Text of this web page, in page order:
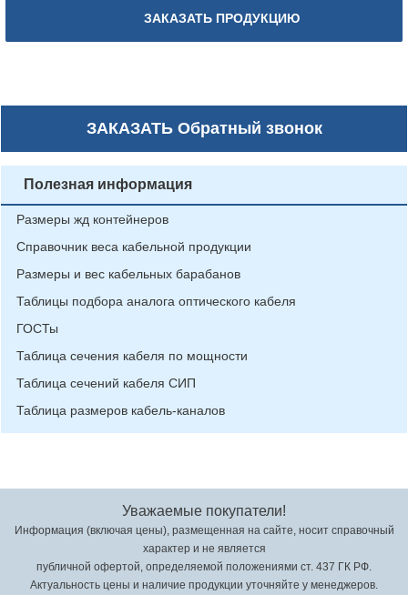
ЗАКАЗАТЬ ПРОДУКЦИЮ
ЗАКАЗАТЬОбратный звонок
Полезная информация
Размеры жд контейнеров
Справочник веса кабельной продукции
Размеры и вес кабельных барабанов
Таблицы подбора аналога оптического кабеля
ГОСТы
Таблица сечения кабеля по мощности
Таблица сечений кабеля СИП
Таблица размеров кабель-каналов
Уважаемые покупатели!
Информация (включая цены), размещенная на сайте, носит справочный
характер и не является
публичной офертой, определяемой положениями ст. 437 ГК РФ.
Актуальность цены и наличие продукции уточняйте у менеджеров.